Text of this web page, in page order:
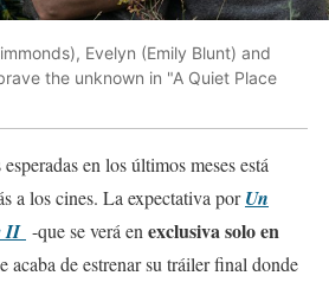
Evelyn (Emily Blunt) and
the unknown in "A Quiet Place
en los últimos meses está
a los cines. La expectativa porUn
II -que se verá en exclusiva solo en
acaba de estrenar su tráiler final donde